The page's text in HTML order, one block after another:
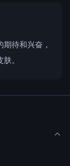
待和兴奋，
。